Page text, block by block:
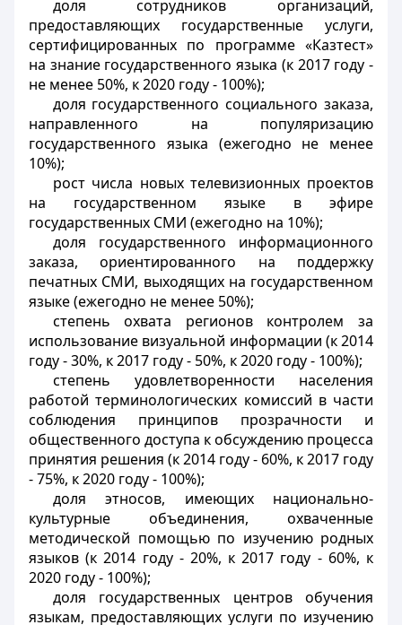
доля сотрудников организаций,
предоставляющих государственные услуги,
сертифицированных по программе «Казтест»
на знание государственного языка (к 2017 году -
не менее 50%, к 2020 году - 100%);
доля государственного социального заказа,
направленного на популяризацию
государственного языка (ежегодно не менее
10%);
рост числа новых телевизионных проектов
на государственном языке в эфире
государственных СМИ (ежегодно на 10%);
доля государственного информационного
заказа, ориентированного на поддержку
печатных СМИ, выходящих на государственном
языке (ежегодно не менее 50%);
степень охвата регионов контролем за
использование визуальной информации (к 2014
году - 30%, к 2017 году - 50%, к 2020 году - 100%);
степень удовлетворенности населения
работой терминологических комиссий в части
соблюдения принципов прозрачности и
общественного доступа к обсуждению процесса
принятия решения (к 2014 году - 60%, к 2017 году
- 75%, к 2020 году - 100%);
доля этносов, имеющих национально-
культурные объединения, охваченные
методической помощью по изучению родных
языков (к 2014 году - 20%, к 2017 году - 60%, к
2020 году - 100%);
доля государственных центров обучения
языкам, предоставляющих услуги по изучению